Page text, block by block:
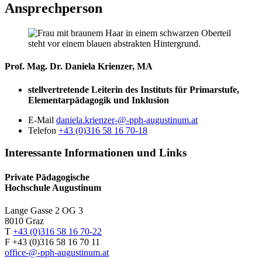
Ansprechperson
Prof. Mag. Dr. Daniela Krienzer, MA
stellvertretende Leiterin des Instituts für Primarstufe,
Elementarpädagogik und Inklusion
E-Mail daniela.krienzer-@-pph-augustinum.at
Telefon +43 (0)316 58 16 70-18
Interessante Informationen und Links
Private Pädagogische
Hochschule Augustinum
Lange Gasse 2 OG 3
8010 Graz
T +43 (0)316 58 16 70-22
F +43 (0)316 58 16 70 11
office-@-pph-augustinum.at